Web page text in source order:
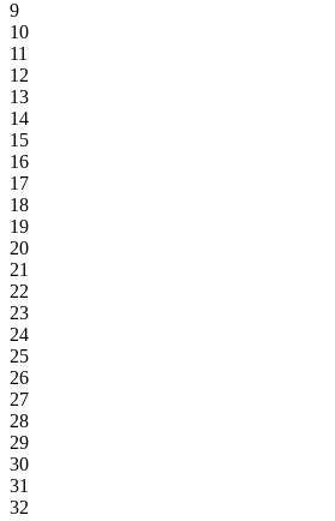
9
10
11
12
13
14
15
16
17
18
19
20
21
22
23
24
25
26
27
28
29
30
31
32